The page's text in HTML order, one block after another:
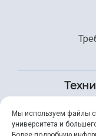
Мы используем файлы
университета и